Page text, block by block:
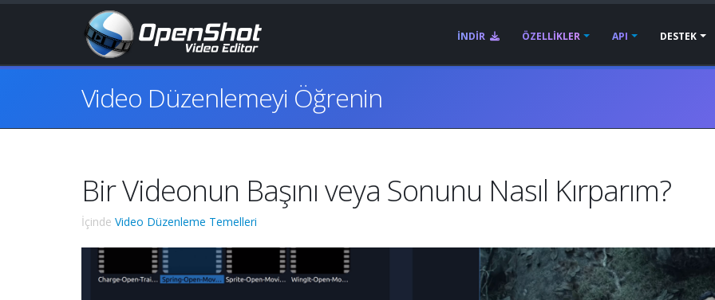
İNDIR ÖZELLIKLER API DESTEK
Video Düzenlemeyi Öğrenin
Bir Videonun Başını veya Sonunu Nasıl Kırparım?
İçinde Video Düzenleme Temelleri